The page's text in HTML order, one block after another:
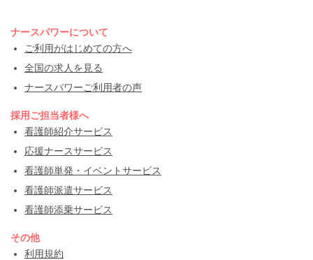
ナースパワーについて
ご利用がはじめての方へ
全国の求人を見る
ナースパワーご利用者の声
採用ご担当者様へ
看護師紹介サービス
応援ナースサービス
看護師単発・イベントサービス
看護師派遣サービス
看護師添乗サービス
その他
利用規約